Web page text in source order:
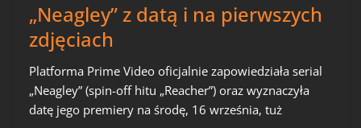
„Neagley” z datą i na pierwszych
zdjęciach
Platforma Prime Video oficjalnie zapowiedziała serial
„Neagley” (spin-off hitu „Reacher”) oraz wyznaczyła
datę jego premiery na środę, 16 września, tuż